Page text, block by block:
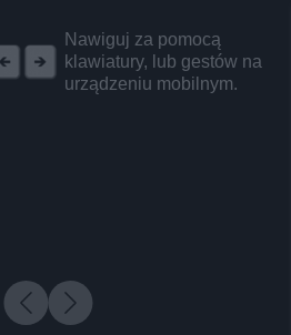
Nawiguj za pomocą
klawiatury, lub gestów na
urządzeniu mobilnym.